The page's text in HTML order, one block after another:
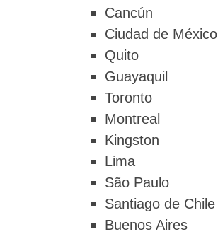
Cancún
Ciudad de México
Quito
Guayaquil
Toronto
Montreal
Kingston
Lima
São Paulo
Santiago de Chile
Buenos Aires